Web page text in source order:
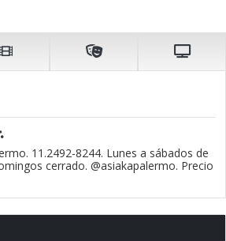
11.2492-8244. Lunes a sábados de
cerrado. @asiakapalermo. Precio